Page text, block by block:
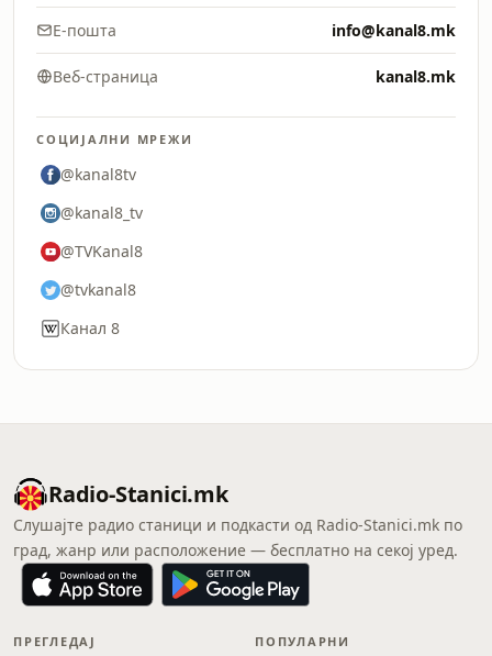
Е-пошта info@kanal8.mk
Веб-страница kanal8.mk
СОЦИЈАЛНИ МРЕЖИ
@kanal8tv
@kanal8_tv
@TVKanal8
@tvkanal8
Канал 8
Radio-Stanici.mk
Слушајте радио станици и подкасти од Radio-Stanici.mk по
град, жанр или расположение — бесплатно на секој уред.
ПРЕГЛЕДАЈ ПОПУЛАРНИ